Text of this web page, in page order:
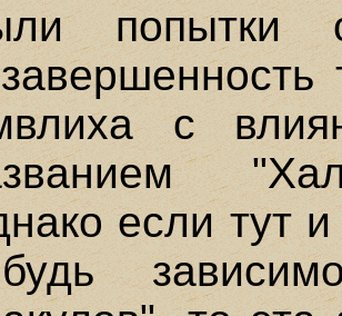
попытки
с
если тут